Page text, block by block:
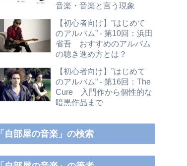
音楽・音楽と言う現象
【初心者向け】”はじめて
のアルバム” - 第10回：浜田
省吾 おすすめのアルバム
の聴き進め方とは？
【初心者向け】”はじめて
のアルバム” - 第16回：The
Cure 入門作から個性的な
暗黒作品まで
「自部屋の音楽」の検索